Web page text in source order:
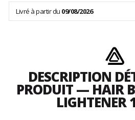
Livré à partir du 09/08/2026
DESCRIPTION
PRODUIT — HAIR
LIGHTENER